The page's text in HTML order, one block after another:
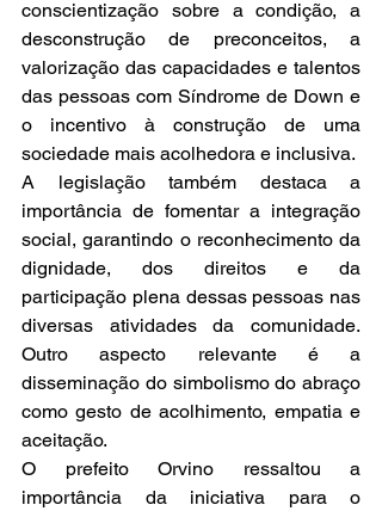
conscientização sobre a condição, a
desconstrução de preconceitos, a
valorização das capacidades e talentos
das pessoas com Síndrome de Down e
o incentivo à construção de uma
sociedade mais acolhedora e inclusiva.
A legislação também destaca a
importância de fomentar a integração
social, garantindo o reconhecimento da
dignidade, dos direitos e da
participação plena dessas pessoas nas
diversas atividades da comunidade.
Outro aspecto relevante é a
disseminação do simbolismo do abraço
como gesto de acolhimento, empatia e
aceitação.
O prefeito Orvino ressaltou a
importância da iniciativa para o